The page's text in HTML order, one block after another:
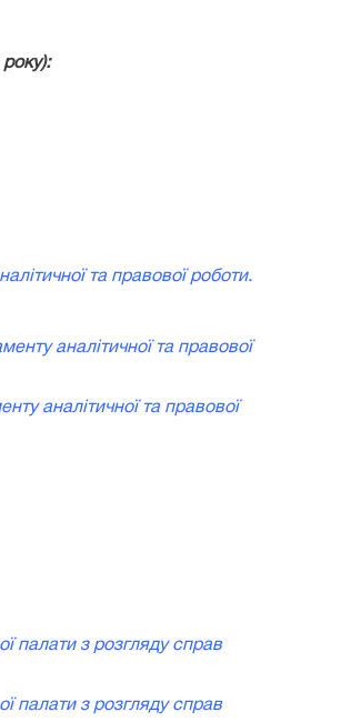
та правової роботи.
аналітичної та правової
аналітичної та правової
палати з розгляду справ
палати з розгляду справ